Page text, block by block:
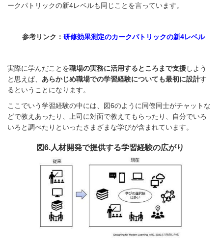
ークパトリックの新4レベルも同じことを言っています。
参考リンク： 研修効果測定のカークパトリックの新4レベル
実際に学んだことを職場の実務に活用するところまで支援しよう
と思えば、 あらかじめ職場での学習経験についても最初に設計す
るということになります。
ここでいう学習経験の中には、図6のように同僚同士がチャットな
どで教えあったり、上司に対面で教えてもらったり、自分でいろ
いろと調べたりといったさまざまな学びが含まれています。
図6.人材開発で提供する学習経験の広がり